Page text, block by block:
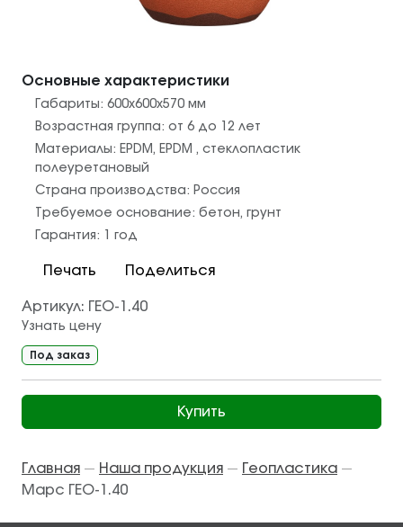
Основные характеристики
Габариты: 600х600х570 мм
Возрастная группа: от 6 до 12 лет
Материалы: EPDM, EPDM , стеклопластик
полеуретановый
Страна производства: Россия
Требуемое основание: бетон, грунт
Гарантия:
1 год
Печать Поделиться
Артикул: ГЕО-1.40
Узнать цену
Под заказ
Купить
Главная — Наша продукция — Геопластика —
Марс ГЕО-1.40